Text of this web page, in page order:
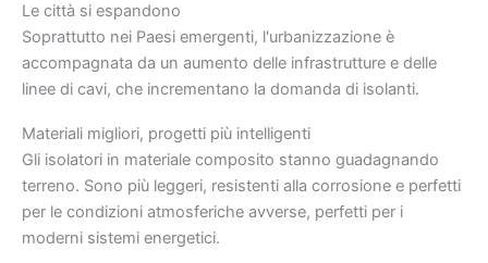
Le città si espandono
Soprattutto nei Paesi emergenti, l'urbanizzazione è
accompagnata da un aumento delle infrastrutture e delle
linee di cavi, che incrementano la domanda di isolanti.
Materiali migliori, progetti più intelligenti
Gli isolatori in materiale composito stanno guadagnando
terreno. Sono più leggeri, resistenti alla corrosione e perfetti
per le condizioni atmosferiche avverse, perfetti per i
moderni sistemi energetici.